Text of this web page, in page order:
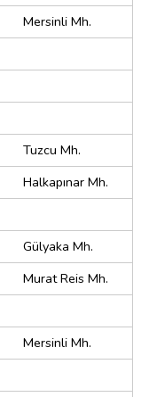
Mersinli Mh.
Tuzcu Mh.
Halkapınar Mh.
Gülyaka Mh.
Murat Reis Mh.
Mersinli Mh.